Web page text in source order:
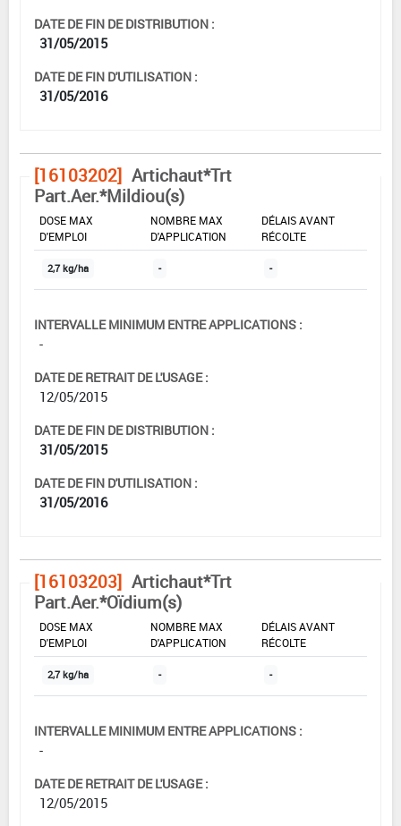
DATE DE FIN DE DISTRIBUTION :
31/05/2015
DATE DE FIN D'UTILISATION :
31/05/2016
[16103202] Artichaut*Trt
Part.Aer.*Mildiou(s)
DOSE MAX
D'EMPLOI
NOMBRE MAX
D'APPLICATION
DÉLAIS AVANT
RÉCOLTE
2,7 kg/ha - -
INTERVALLE MINIMUM ENTRE APPLICATIONS :
-
DATE DE RETRAIT DE L'USAGE :
12/05/2015
DATE DE FIN DE DISTRIBUTION :
31/05/2015
DATE DE FIN D'UTILISATION :
31/05/2016
[16103203] Artichaut*Trt
Part.Aer.*Oïdium(s)
DOSE MAX
D'EMPLOI
NOMBRE MAX
D'APPLICATION
DÉLAIS AVANT
RÉCOLTE
2,7 kg/ha - -
INTERVALLE MINIMUM ENTRE APPLICATIONS :
-
DATE DE RETRAIT DE L'USAGE :
12/05/2015